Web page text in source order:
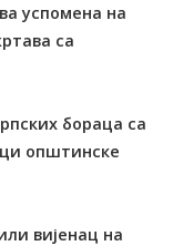
успомена на
са
бораца са
општинске
вијенац на